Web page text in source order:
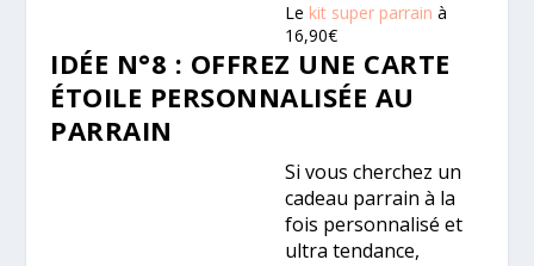
Le kit super parrain à
16,90€
IDÉE N°8 : OFFREZ UNE CARTE
ÉTOILE PERSONNALISÉE AU
PARRAIN
Si vous cherchez un
cadeau parrain à la
fois personnalisé et
ultra tendance,